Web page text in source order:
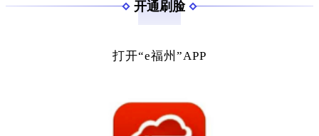
开通刷脸
打开“e福州”APP